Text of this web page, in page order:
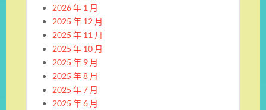
2026 年 1 月
2025 年 12 月
2025 年 11 月
2025 年 10 月
2025 年 9 月
2025 年 8 月
2025 年 7 月
2025 年 6 月